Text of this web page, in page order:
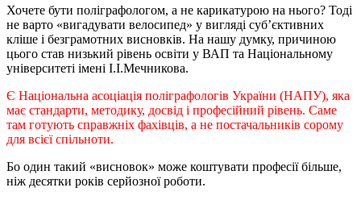
Хочете бути поліграфологом, а не карикатурою на нього? Тоді
не варто «вигадувати велосипед» у вигляді суб’єктивних
кліше і безграмотних висновків. На нашу думку, причиною
цього став низький рівень освіти у ВАП та Національному
університеті імені І.І.Мечникова.
Є Національна асоціація поліграфологів України (НАПУ), яка
має стандарти, методику, досвід і професійний рівень. Саме
там готують справжніх фахівців, а не постачальників сорому
для всієї спільноти.
Бо один такий «висновок» може коштувати професії більше,
ніж десятки років серйозної роботи.